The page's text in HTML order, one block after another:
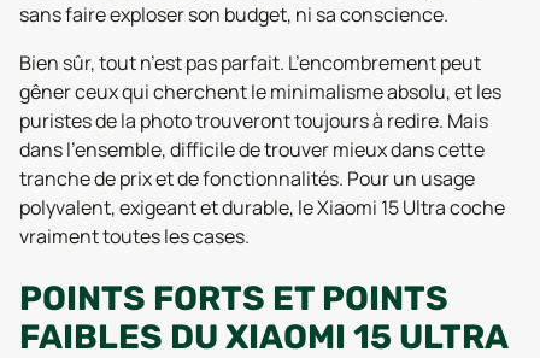
sans faire exploser son budget, ni sa conscience.
Bien sûr, tout n’est pas parfait. L’encombrement peut
gêner ceux qui cherchent le minimalisme absolu, et les
puristes de la photo trouveront toujours à redire. Mais
dans l’ensemble, difficile de trouver mieux dans cette
tranche de prix et de fonctionnalités. Pour un usage
polyvalent, exigeant et durable, le Xiaomi 15 Ultra coche
vraiment toutes les cases.
POINTS FORTS ET POINTS
FAIBLES DU XIAOMI 15 ULTRA